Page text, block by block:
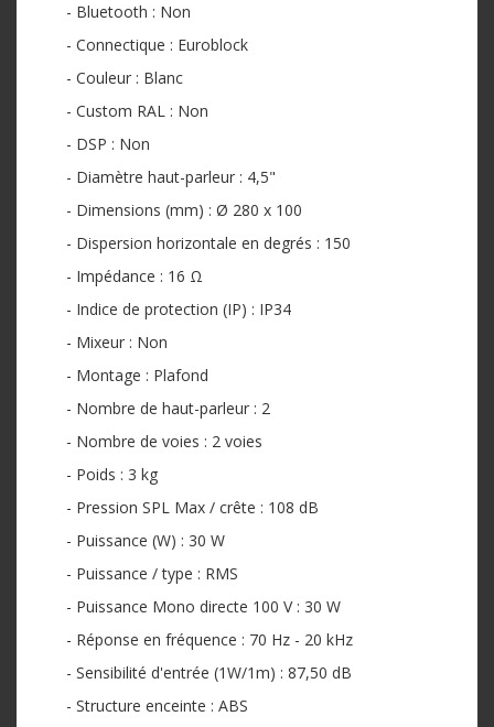
- Bluetooth : Non
- Connectique : Euroblock
- Couleur : Blanc
- Custom RAL : Non
- DSP : Non
- Diamètre haut-parleur : 4,5"
- Dimensions (mm) : Ø 280 x 100
- Dispersion horizontale en degrés : 150
- Impédance : 16 Ω
- Indice de protection (IP) : IP34
- Mixeur : Non
- Montage : Plafond
- Nombre de haut-parleur : 2
- Nombre de voies : 2 voies
- Poids : 3 kg
- Pression SPL Max / crête : 108 dB
- Puissance (W) : 30 W
- Puissance / type : RMS
- Puissance Mono directe 100 V : 30 W
- Réponse en fréquence : 70 Hz - 20 kHz
- Sensibilité d'entrée (1W/1m) : 87,50 dB
- Structure enceinte : ABS